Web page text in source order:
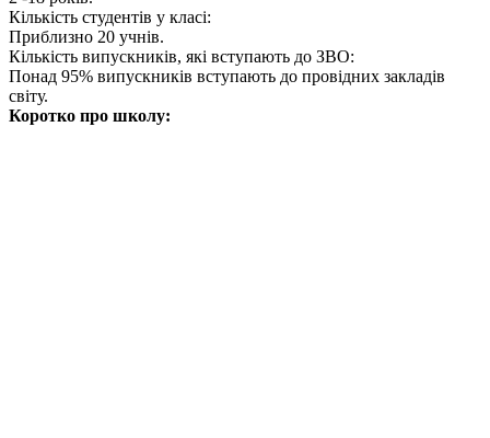
Кількість студентів у класі:
Приблизно 20 учнів.
Кількість випускників, які вступають до ЗВО:
Понад 95% випускників вступають до провідних закладів
світу.
Коротко про школу: